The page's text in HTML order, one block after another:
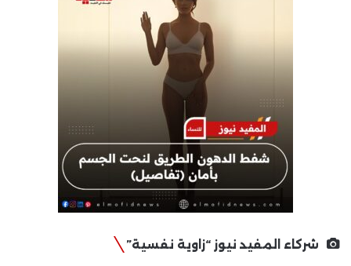
شركاء المفيد نيوز “زاوية نفسية”